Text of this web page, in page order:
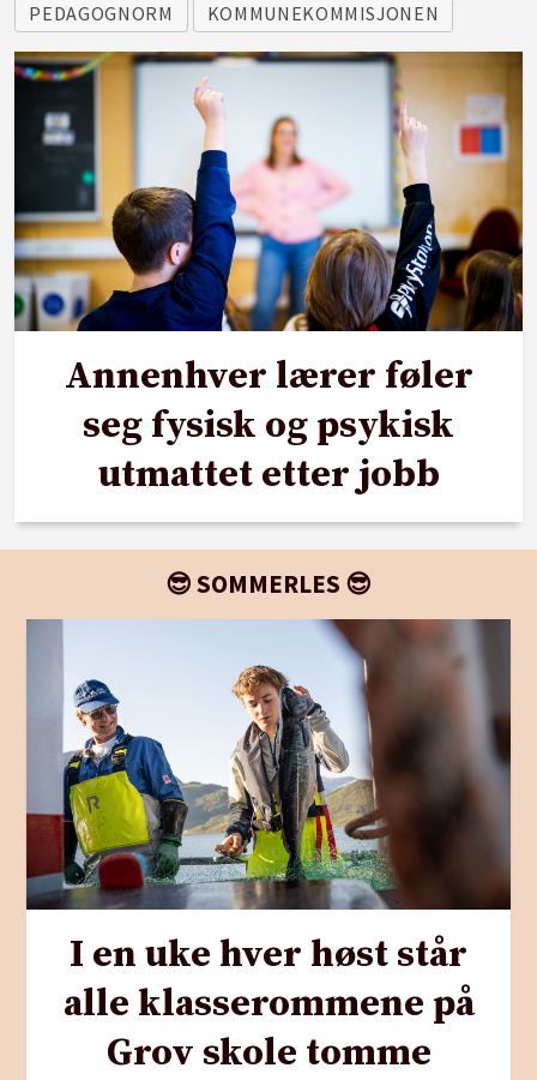
PEDAGOGNORM
KOMMUNEKOMMISJONEN
Annenhver lærer føler
seg fysisk og psykisk
utmattet etter jobb
😎 SOMMERLES 😎
I en uke hver høst står
alle klasserommene på
Grov skole tomme